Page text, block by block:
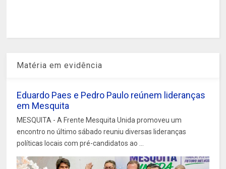
Matéria em evidência
Eduardo Paes e Pedro Paulo reúnem lideranças
em Mesquita
MESQUITA - A Frente Mesquita Unida promoveu um
encontro no último sábado reuniu diversas lideranças
políticas locais com pré-candidatos ao ...